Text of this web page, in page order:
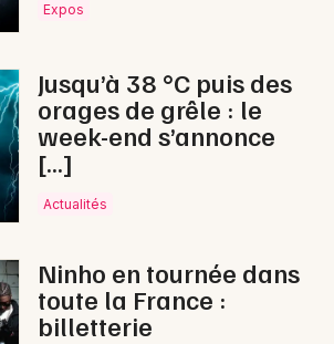
Expos
Jusqu’à 38 °C puis des
orages de grêle : le
week-end s’annonce
[…]
Actualités
Ninho en tournée dans
toute la France :
billetterie